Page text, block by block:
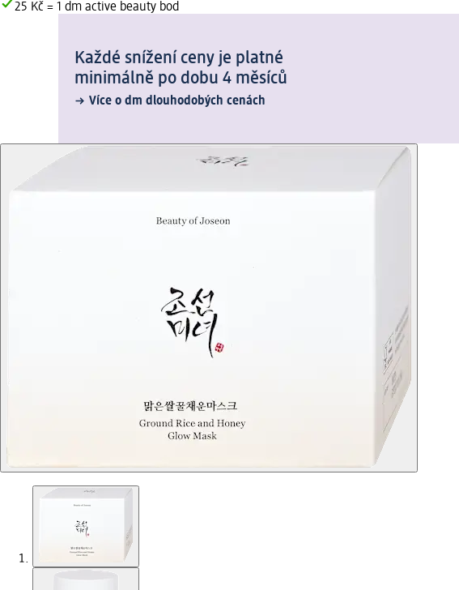
25 Kč = 1 dm active beauty bod
Každé snížení ceny je platné
minimálně po dobu 4 měsíců
Více o dm dlouhodobých cenách